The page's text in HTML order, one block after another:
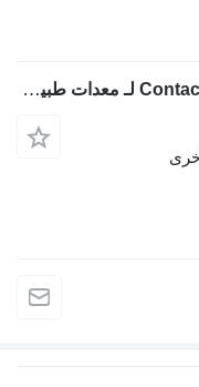
Contacteur Telemecanique LC1D1210E5 لـ معدات طبية COURTOY R100